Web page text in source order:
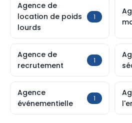
Agence de
location de poids
lourds
1
Agence de
recrutement
1
Agence
événementielle
1